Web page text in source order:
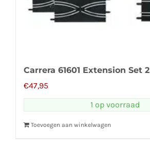
Carrera 61601 Extension Set 2
€47,95
1 op voorraad
Toevoegen aan winkelwagen